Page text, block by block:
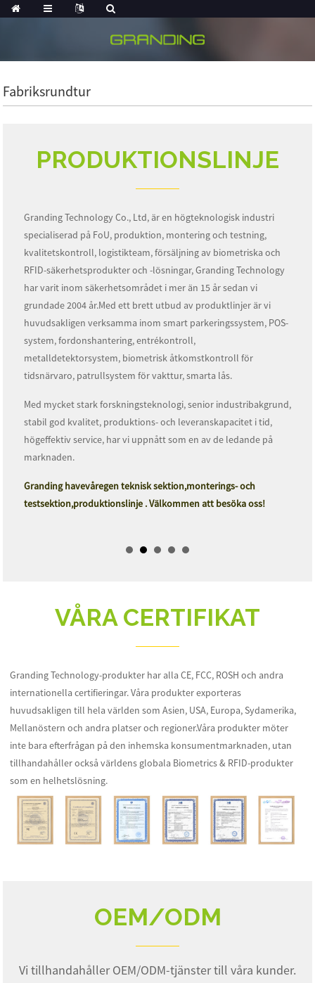
Fabriksrundtur
PRODUKTIONSLINJE
Granding Technology Co., Ltd, är en högteknologisk industri
specialiserad på FoU, produktion, montering och testning,
kvalitetskontroll, logistikteam, försäljning av biometriska och
RFID-säkerhetsprodukter och -lösningar, Granding Technology
har varit inom säkerhetsområdet i mer än 15 år sedan vi
grundade 2004 år.Med ett brett utbud av produktlinjer är vi
huvudsakligen verksamma inom smart parkeringssystem, POS-
system, fordonshantering, entrékontroll,
metalldetektorsystem, biometrisk åtkomstkontroll för
tidsnärvaro, patrullsystem för vakttur, smarta lås.
Med mycket stark forskningsteknologi, senior industribakgrund,
stabil god kvalitet, produktions- och leveranskapacitet i tid,
högeffektiv service, har vi uppnått som en av de ledande på
marknaden.
Granding havevåregen teknisk sektion,monterings- och
testsektion,produktionslinje .Välkommen att besöka oss!
VÅRA CERTIFIKAT
Granding Technology-produkter har alla CE, FCC, ROSH och andra
internationella certifieringar. Våra produkter exporteras
huvudsakligen till hela världen som Asien, USA, Europa, Sydamerika,
Mellanöstern och andra platser och regioner.Våra produkter möter
inte bara efterfrågan på den inhemska konsumentmarknaden, utan
tillhandahåller också världens globala Biometrics & RFID-produkter
som en helhetslösning.
OEM/ODM
Vi tillhandahåller OEM/ODM-tjänster till våra kunder.